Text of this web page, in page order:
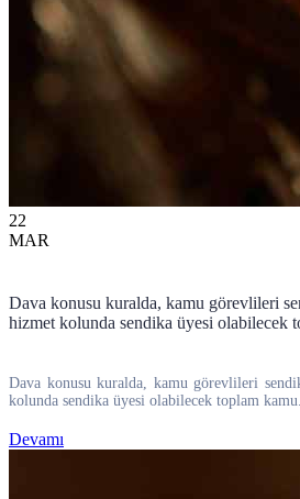
22
MAR
Dava konusu kuralda, kamu görevlileri
hizmet kolunda sendika üyesi olabilecek
Dava konusu kuralda, kamu görevlileri
kolunda sendika üyesi olabilecek toplam
Devamı